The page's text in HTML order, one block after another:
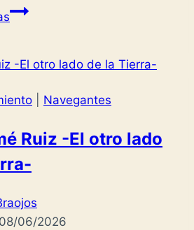
Navegantes
Ruiz -El otro lado
08/06/2026